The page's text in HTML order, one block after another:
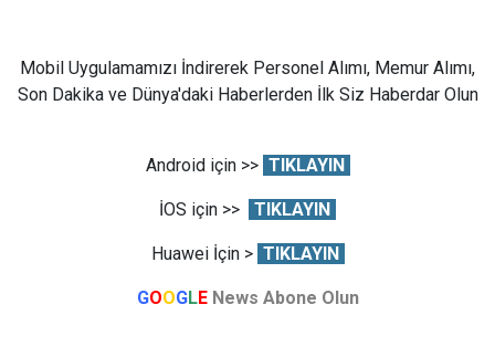
Mobil Uygulamamızı İndirerek Personel Alımı, Memur Alımı,
Son Dakika ve Dünya'daki Haberlerden İlk Siz Haberdar Olun
Android için >> TIKLAYIN
İOS için >> TIKLAYIN
Huawei İçin > TIKLAYIN
GOOGLE News Abone Olun